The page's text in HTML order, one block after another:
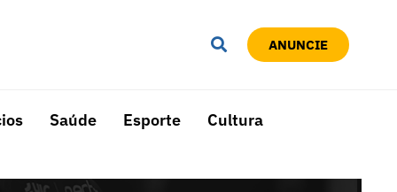
ANUNCIE
Saúde Esporte Cultura